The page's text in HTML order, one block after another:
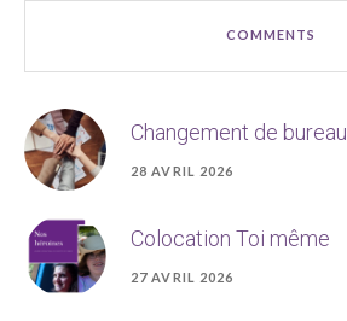
COMMENTS
Changement de bureau
28 AVRIL 2026
Colocation Toi même
27 AVRIL 2026